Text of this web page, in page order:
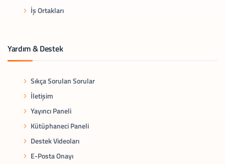
İş Ortakları
Yardım & Destek
Sıkça Sorulan Sorular
İletişim
Yayıncı Paneli
Kütüphaneci Paneli
Destek Videoları
E-Posta Onayı